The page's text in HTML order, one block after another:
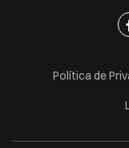
Política de